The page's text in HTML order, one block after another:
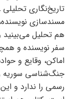
تاریخ‌نگاری
مسندسازی
هم تحلیل
سفر نویسنده و
اماکن، وقایع و
جنگ‌شناسی سوریه
رسمی را ندارد و